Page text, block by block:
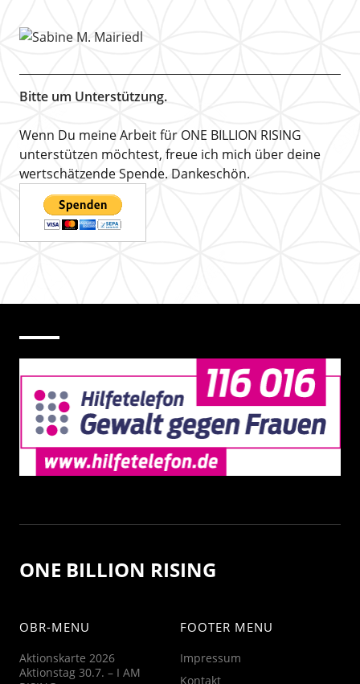
Bitte um Unterstützung.
Wenn Du meine Arbeit für ONE BILLION RISING
unterstützen möchtest, freue ich mich über deine
wertschätzende Spende. Dankeschön.
ONE BILLION RISING
OBR-MENU
Aktionskarte 2026
Aktionstag 30.7. – I AM
FOOTER MENU
Impressum
Kontakt